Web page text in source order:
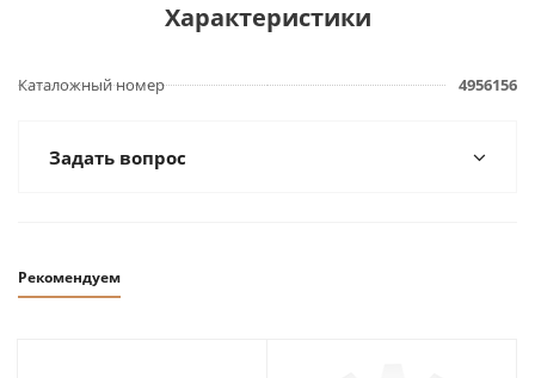
Характеристики
Каталожный номер 4956156
Задать вопрос
Рекомендуем